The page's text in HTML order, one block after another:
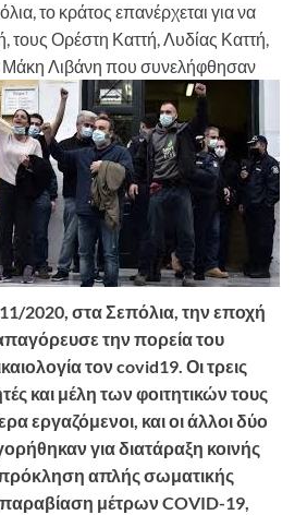
το κράτος επανέρχεται για να
τους Ορέστη Καττή, Λυδίας Καττή,
Μάκη Λιβάνη που συνελήφθησαν
2020, στα Σεπόλια, την εποχή
την πορεία του
τον covid19. Οι τρεις
και μέλη των φοιτητικών τους
εργαζόμενοι, και οι άλλοι δύο
για διατάραξη κοινής
πρόκληση απλής σωματικής
μέτρων COVID-19,